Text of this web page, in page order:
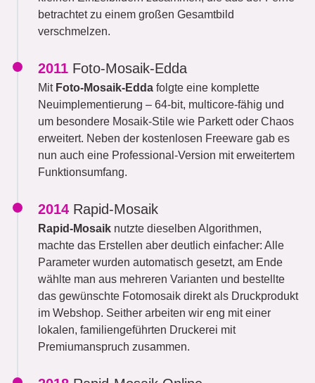
betrachtet zu einem großen Gesamtbild
verschmelzen.
2011 Foto-Mosaik-Edda
Mit Foto-Mosaik-Edda folgte eine komplette
Neuimplementierung – 64-bit, multicore-fähig und
um besondere Mosaik-Stile wie Parkett oder Chaos
erweitert. Neben der kostenlosen Freeware gab es
nun auch eine Professional-Version mit erweitertem
Funktionsumfang.
2014 Rapid-Mosaik
Rapid-Mosaik nutzte dieselben Algorithmen,
machte das Erstellen aber deutlich einfacher: Alle
Parameter wurden automatisch gesetzt, am Ende
wählte man aus mehreren Varianten und bestellte
das gewünschte Fotomosaik direkt als Druckprodukt
im Webshop. Seither arbeiten wir eng mit einer
lokalen, familiengeführten Druckerei mit
Premiumanspruch zusammen.